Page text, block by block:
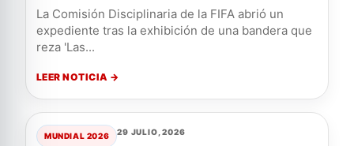
La Comisión Disciplinaria de la FIFA abrió un
expediente tras la exhibición de una bandera que
reza 'Las...
LEER NOTICIA →
MUNDIAL 2026 29 JULIO, 2026